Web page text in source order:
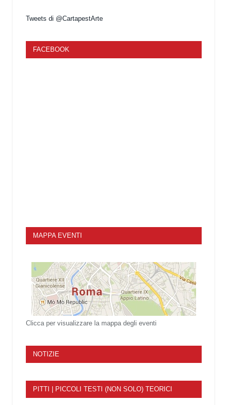
Tweets di @CartapestArte
FACEBOOK
MAPPA EVENTI
Clicca per visualizzare la mappa degli eventi
NOTIZIE
PITTI | PICCOLI TESTI (NON SOLO) TEORICI